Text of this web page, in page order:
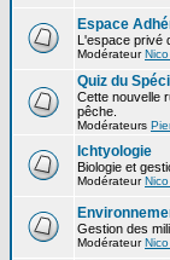
Espace
L'espace privé
Modérateur
Quiz du
Cette nouvelle
pêche.
Modérateurs
Ichtyologie
Biologie et
Modérateur
Gestion des
Modérateur